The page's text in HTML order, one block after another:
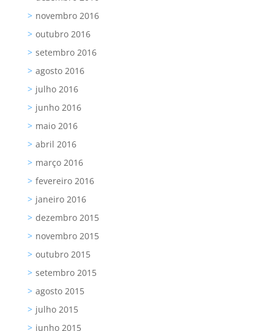
novembro 2016
outubro 2016
setembro 2016
agosto 2016
julho 2016
junho 2016
maio 2016
abril 2016
março 2016
fevereiro 2016
janeiro 2016
dezembro 2015
novembro 2015
outubro 2015
setembro 2015
agosto 2015
julho 2015
junho 2015